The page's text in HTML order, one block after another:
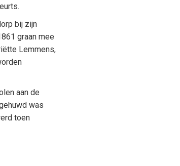
bij zijn
graan mee
Lemmens,
aan de
was
toen